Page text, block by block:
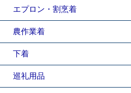
エプロン・割烹着
農作業着
下着
巡礼用品